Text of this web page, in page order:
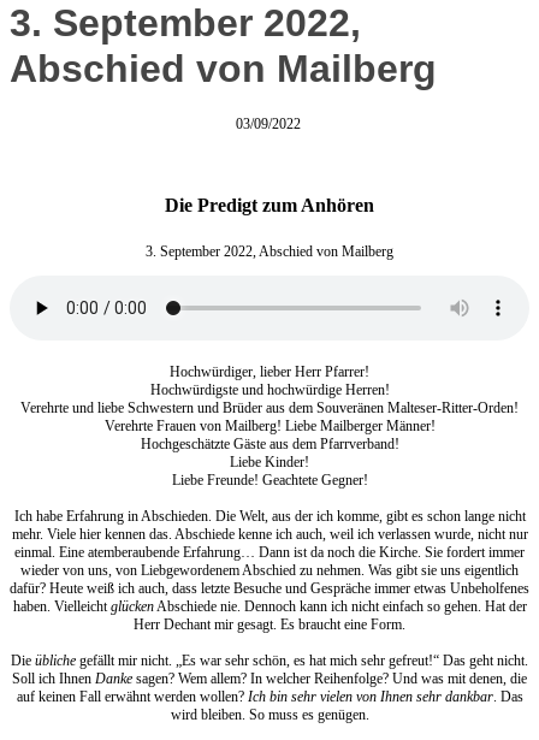
3. September 2022,
Abschied von Mailberg
03/09/2022
Die Predigt zum Anhören
3. September 2022, Abschied von Mailberg
Hochwürdiger, lieber Herr Pfarrer!
Hochwürdigste und hochwürdige Herren!
Verehrte und liebe Schwestern und Brüder aus dem Souveränen Malteser-Ritter-Orden!
Verehrte Frauen von Mailberg! Liebe Mailberger Männer!
Hochgeschätzte Gäste aus dem Pfarrverband!
Liebe Kinder!
Liebe Freunde! Geachtete Gegner!
Ich habe Erfahrung in Abschieden. Die Welt, aus der ich komme, gibt es schon lange nicht
mehr. Viele hier kennen das. Abschiede kenne ich auch, weil ich verlassen wurde, nicht nur
einmal. Eine atemberaubende Erfahrung… Dann ist da noch die Kirche. Sie fordert immer
wieder von uns, von Liebgewordenem Abschied zu nehmen. Was gibt sie uns eigentlich
dafür? Heute weiß ich auch, dass letzte Besuche und Gespräche immer etwas Unbeholfenes
haben. Vielleicht glückenAbschiede nie. Dennoch kann ich nicht einfach so gehen. Hat der
Herr Dechant mir gesagt. Es braucht eine Form.
Die übliche gefällt mir nicht. „Es war sehr schön, es hat mich sehr gefreut!“ Das geht nicht.
Soll ich Ihnen Danke sagen? Wem allem? In welcher Reihenfolge? Und was mit denen, die
auf keinen Fall erwähnt werden wollen? Ich bin sehr vielen von Ihnen sehr dankbar. Das
wird bleiben. So muss es genügen.